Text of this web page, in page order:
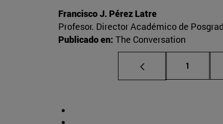
Francisco J. Pérez Latre
Profesor. Director Académico de
Publicado en: The Conversation
Página
1